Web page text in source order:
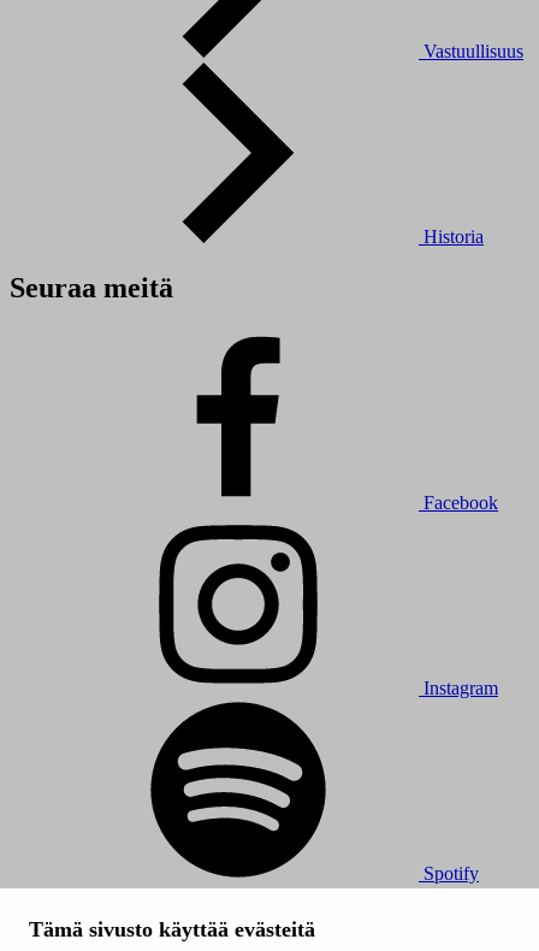
Tämä sivusto käyttää evästeitä
Vastuullisuus
Historia
Seuraa meitä
Facebook
Instagram
Spotify
Kaikki oikeudet muutoksiin pidätetään.